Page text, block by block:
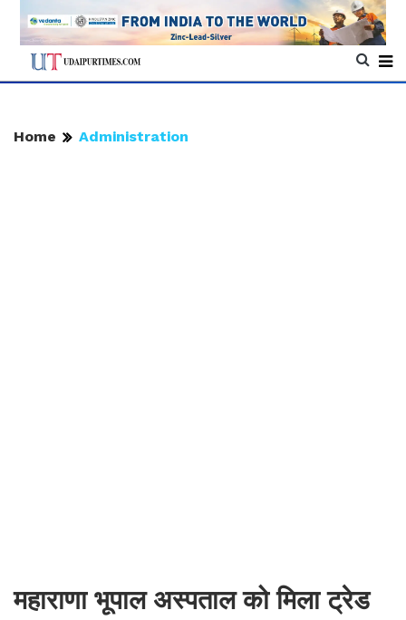
Home Administration
महाराणा भूपाल अस्पताल को मिला ट्रेड